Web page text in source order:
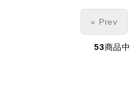
« Prev
53商品中